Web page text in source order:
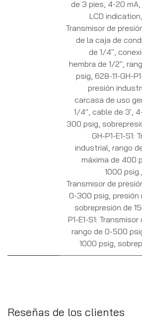
de 3 pies, 4-20 mA,
LCD indication
Transmisor de
de la caja de
de 1/4",
hembra de 1/2",
psig 628-11-GH-
presión
carcasa de uso
1/4", cable de 3',
300 psig,
GH-P1-E1-S1:
industrial, rango
máxima de 400
1000 psig.
Transmisor de
0-300 psig, presión
sobrepresión de
P1-E1-S1:
rango de 0-500
1000 psig,
Reseñas de los clientes